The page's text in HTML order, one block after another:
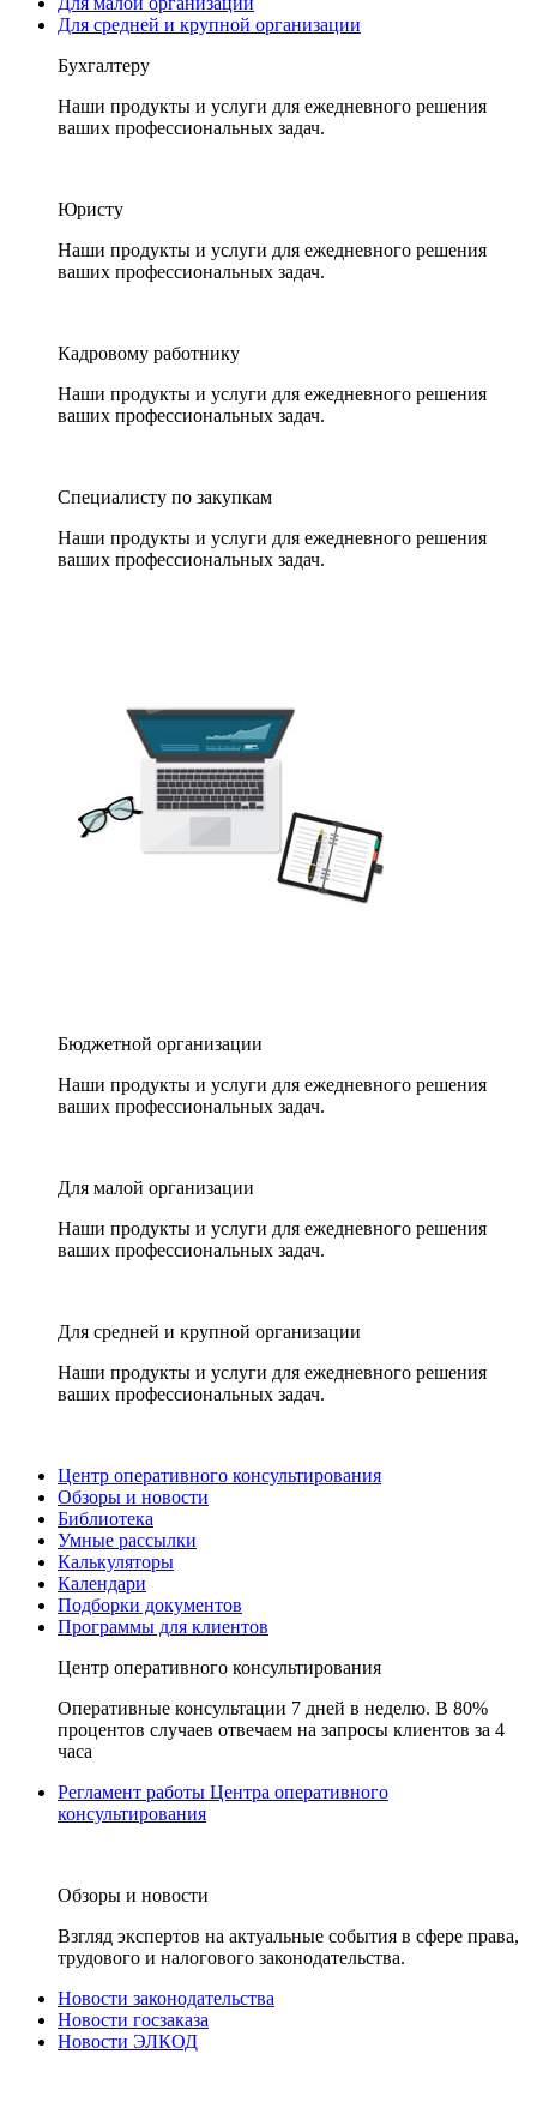
Для средней и крупной организации
Бухгалтеру
Наши продукты и услуги для ежедневного решения
ваших профессиональных задач.
Юристу
Наши продукты и услуги для ежедневного решения
ваших профессиональных задач.
Кадровому работнику
Наши продукты и услуги для ежедневного решения
ваших профессиональных задач.
Специалисту по закупкам
Наши продукты и услуги для ежедневного решения
ваших профессиональных задач.
Бюджетной организации
Наши продукты и услуги для ежедневного решения
ваших профессиональных задач.
Для малой организации
Наши продукты и услуги для ежедневного решения
ваших профессиональных задач.
Для средней и крупной организации
Наши продукты и услуги для ежедневного решения
ваших профессиональных задач.
Центр оперативного консультирования
Обзоры и новости
Библиотека
Умные рассылки
Калькуляторы
Календари
Подборки документов
Программы для клиентов
Центр оперативного консультирования
Оперативные консультации 7 дней в неделю. В 80%
процентов случаев отвечаем на запросы клиентов за 4
часа
Регламент работы Центра оперативного
консультирования
Обзоры и новости
Взгляд экспертов на актуальные события в сфере права,
трудового и налогового законодательства.
Новости законодательства
Новости госзаказа
Новости ЭЛКОД